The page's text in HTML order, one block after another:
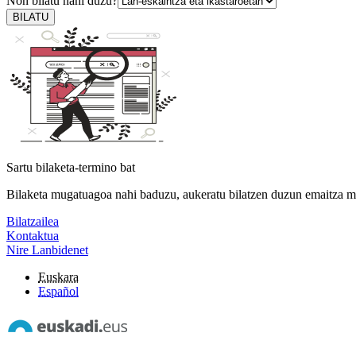
BILATU
Sartu bilaketa-termino bat
Bilaketa mugatuagoa nahi baduzu, aukeratu bilatzen duzun emaitza
Bilatzailea
Kontaktua
Nire Lanbidenet
Euskara
Español